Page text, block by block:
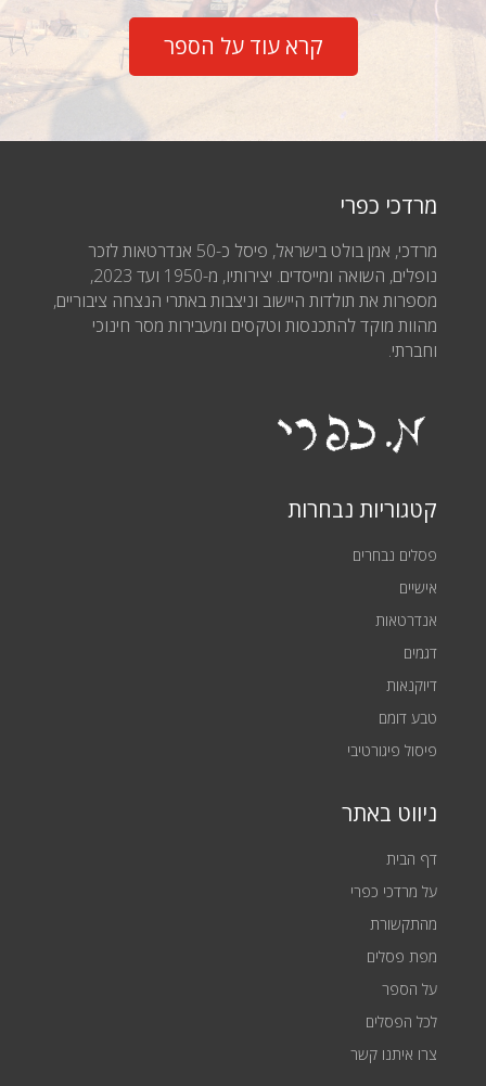
קרא עוד על הספר
מרדכי כפרי
מרדכי, אמן בולט בישראל, פיסל כ-50 אנדרטאות לזכר
נופלים, השואה ומייסדים. יצירותיו, מ-1950 ועד 2023,
מספרות את תולדות היישוב וניצבות באתרי הנצחה ציבוריים,
מהוות מוקד להתכנסות וטקסים ומעבירות מסר חינוכי
וחברתי.
קטגוריות נבחרות
פסלים נבחרים
אישיים
אנדרטאות
דגמים
דיוקנאות
טבע דומם
פיסול פיגורטיבי
ניווט באתר
דף הבית
על מרדכי כפרי
מהתקשורת
מפת פסלים
על הספר
לכל הפסלים
צרו איתנו קשר